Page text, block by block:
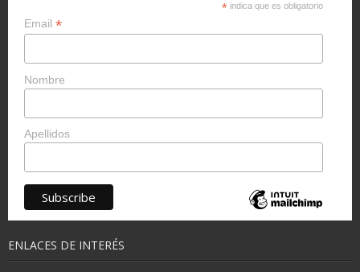
* indica que es obligatorio
Email *
Nombre
Apellidos
ENLACES DE INTERÉS